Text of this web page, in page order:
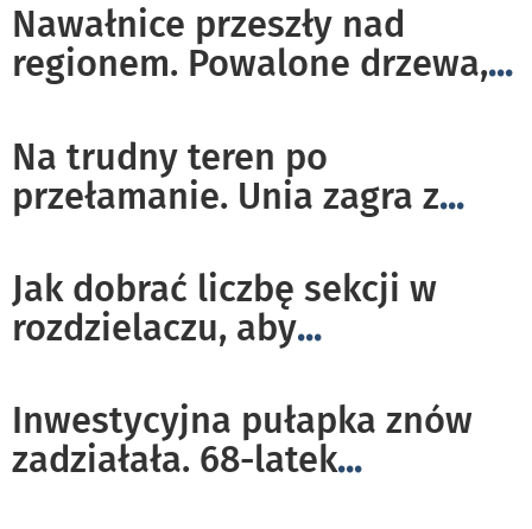
Nawałnice przeszły nad
regionem. Powalone drzewa,...
Na trudny teren po
przełamanie. Unia zagra z...
Jak dobrać liczbę sekcji w
rozdzielaczu, aby...
Inwestycyjna pułapka znów
zadziałała. 68-latek...